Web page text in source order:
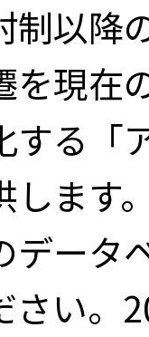
制以降
を現在
する「
します
データ
さい。